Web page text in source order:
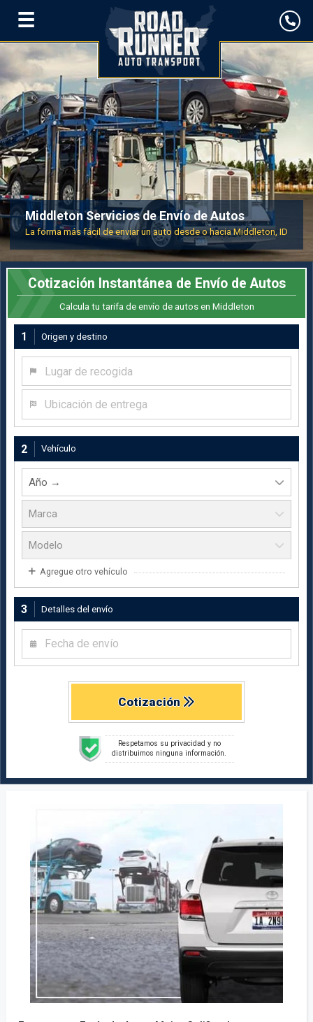
☰
Middleton Servicios de Envío de Autos
La forma más fácil de enviar un auto desde o hacia Middleton, ID
Cotización Instantánea de Envío de Autos
Calcula tu tarifa de envío de autos en Middleton
1 Origen y destino
2 Vehículo
Agregue otro vehículo
3 Detalles del envío
Cotización
Respetamos su privacidad y no
distribuimos ninguna información.